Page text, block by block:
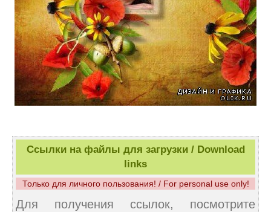
Ссылки на файлы для загрузки / Download
links
Только для личного пользования! / For personal use only!
Для получения ссылок, посмотрите